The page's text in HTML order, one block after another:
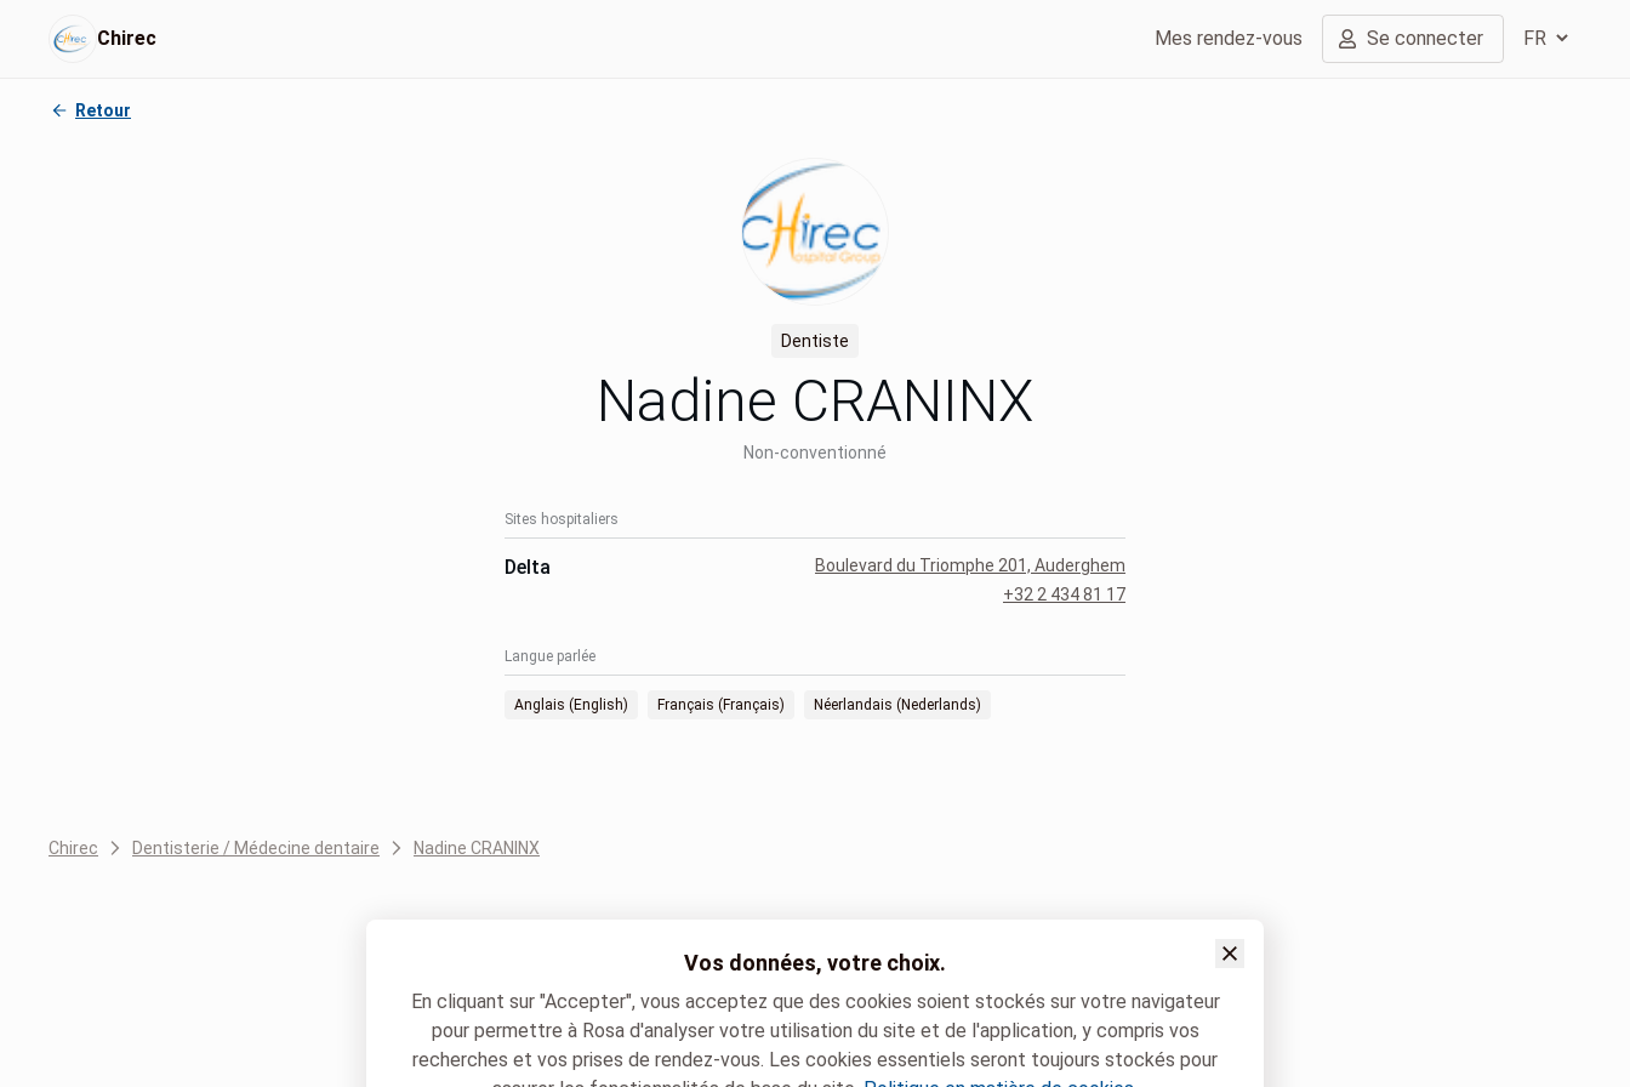
Chirec Mes rendez-vous Se connecter
Retour
Dentiste
Nadine CRANINX
Non-conventionné
Sites hospitaliers
Delta
Boulevard du Triomphe 201, Auderghem
+32 2 434 81 17
Langue parlée
Anglais (English) Français (Français) Néerlandais (Nederlands)
Chirec Dentisterie / Médecine dentaire Nadine CRANINX
Vos données, votre choix.
En cliquant sur "Accepter", vous acceptez que des cookies soient stockés sur votre navigateur
pour permettre à Rosa d'analyser votre utilisation du site et de l'application, y compris vos
recherches et vos prises de rendez-vous. Les cookies essentiels seront toujours stockés pour